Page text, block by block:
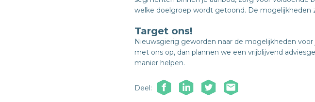
welke doelgroep wordt getoond. De mogelijkheden
Target ons!
Nieuwsgierig geworden naar de mogelijkheden
met ons op, dan plannen we een vrijblijvend
manier helpen.
Deel: